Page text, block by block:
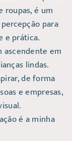
roupas, é um
para
e prática.
ascendente em
lindas.
de forma
e empresas,
é a minha